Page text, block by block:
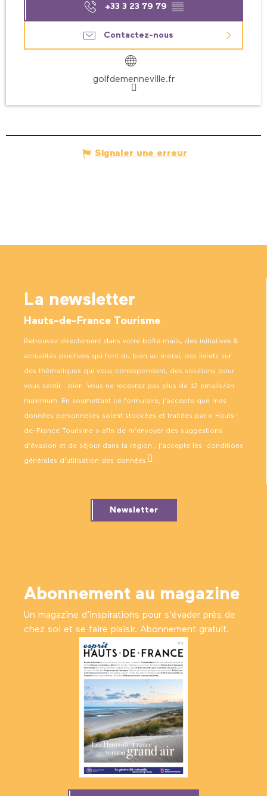
+33 3 23 79 79 ▒▒
Contactez-nous
golfdemenneville.fr
Signaler une erreur
La newsletter
Hauts-de-France Tourisme
Retrouvez directement dans votre boîte mails, des initiatives &
actualités positives qui font du bien au moral, des livrets sur
des thématiques qui vous correspondent, des solutions pour
vous sentir… bien. Vous ne recevrez pas plus de 12 emails/an
maximum. En soumettant ce formulaire, j’accepte que mes
données personnelles soient stockées et traitées par « Hauts-
de-France Tourisme » afin de m’envoyer des suggestions
d’évasion et de séjour dans la région ; j’accepte les conditions
générales d’utilisation des données .
Newsletter
Abonnement au magazine
Un magazine d’inspirations pour s'évader près de
chez soi et se faire plaisir. Abonnement gratuit.